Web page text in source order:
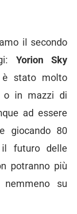
il secondo
Yorion Sky
stato molto
o in mazzi di
ad essere
giocando 80
il futuro delle
potranno più
su